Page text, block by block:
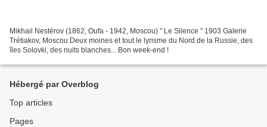
Mikhail Nestérov (1862, Oufa - 1942, Moscou) " Le Silence " 1903 Galerie
Trétiakov, Moscou Deux moines et tout le lyrisme du Nord de la Russie, des
îles Solovki, des nuits blanches... Bon week-end !
Hébergé par Overblog
Top articles
Pages